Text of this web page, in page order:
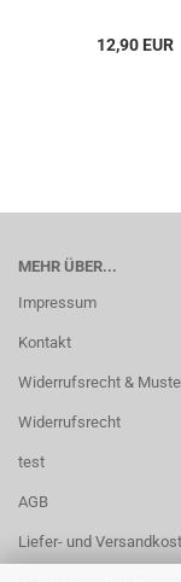
12,90 EUR
MEHR ÜBER...
Impressum
Kontakt
Widerrufsrecht &
Widerrufsrecht
test
AGB
Liefer- und